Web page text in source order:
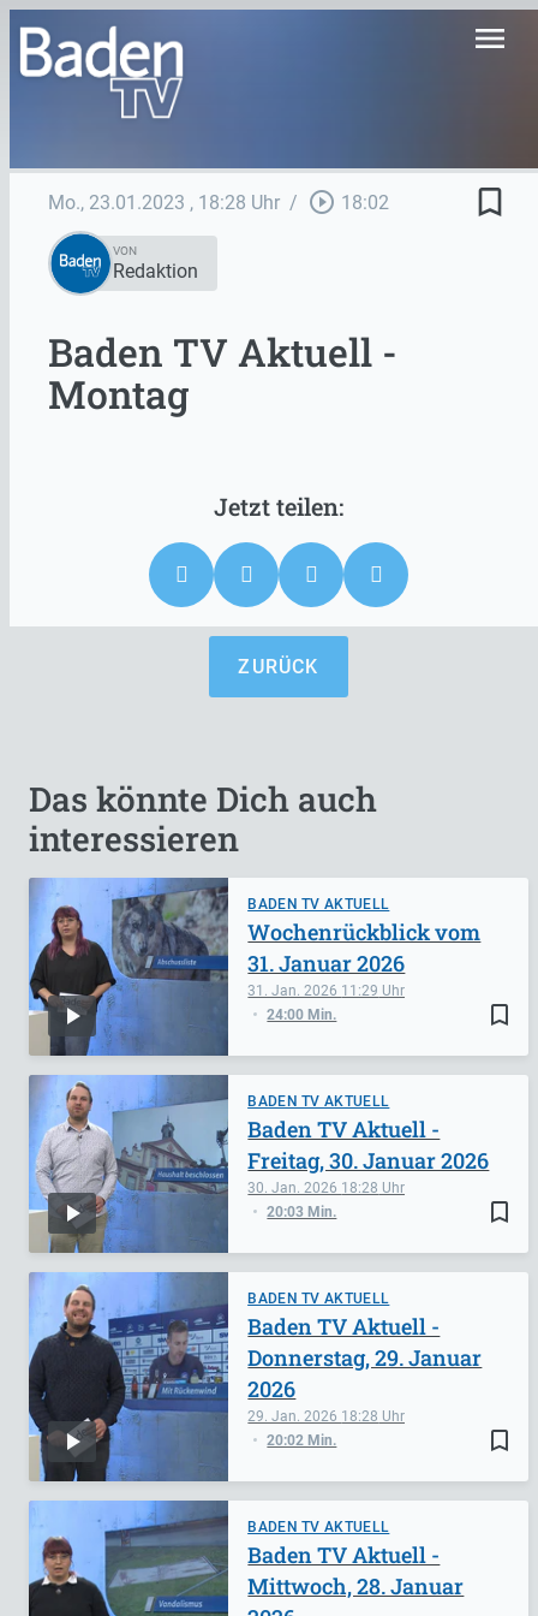
menu
Mo., 23.01.2023 , 18:28 Uhr / play_circle_outline 18:02 bookmark_border
VON
Redaktion
Baden TV Aktuell -
Montag
ZURÜCK
Das könnte Dich auch
interessieren
BADEN TV AKTUELL
bookmark_border
31. Jan. 2026 11:29
24:00 Min.
Wochenrückblick vom
31. Januar 2026
BADEN TV AKTUELL
bookmark_border
30. Jan. 2026 18:28
20:03 Min.
Baden TV Aktuell -
Freitag, 30. Januar 2026
BADEN TV AKTUELL
bookmark_border
29. Jan. 2026 18:28
20:02 Min.
Baden TV Aktuell -
Donnerstag, 29. Januar
2026
BADEN TV AKTUELL
Baden TV Aktuell -
Mittwoch, 28. Januar